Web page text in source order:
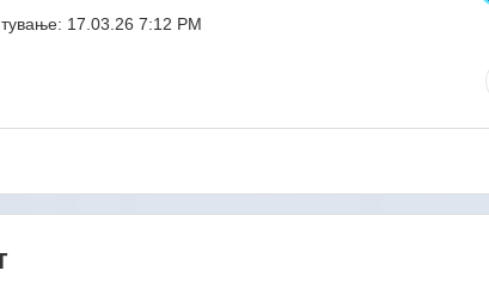
17.03.26 7:12 PM